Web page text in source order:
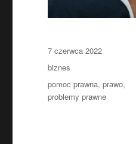
Data
publikacji
7 czerwca 2022
Kategorie
biznes
Tagi
pomoc prawna,prawo,
problemy prawne